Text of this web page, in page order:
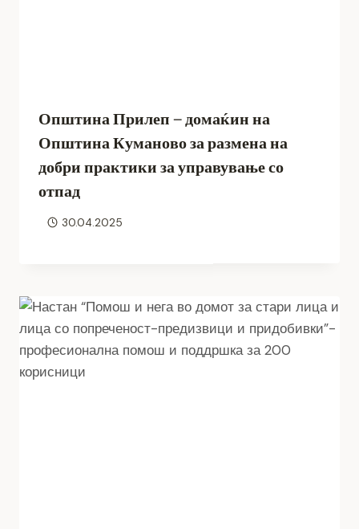
Општина Прилеп – домаќин на
Општина Куманово за размена на
добри практики за управување со
отпад
30.04.2025